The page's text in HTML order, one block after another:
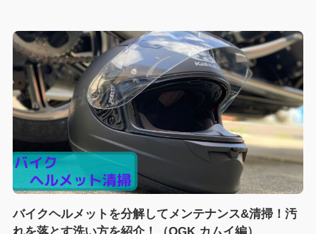
バイクヘルメットを分解してメンテナンス&清掃！汚